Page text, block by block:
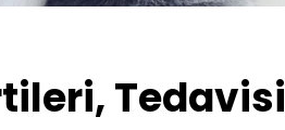
Tedavisi